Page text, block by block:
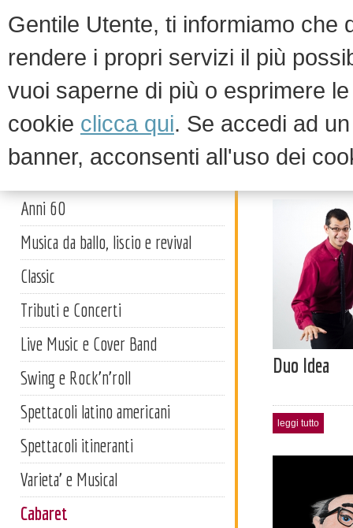
Gentile Utente, ti informiamo che
rendere i propri servizi il più
vuoi saperne di più o esprimere
cookie clicca qui. Se accedi ad
banner, acconsenti all'uso dei
Artisti
Anni 60
Musica da ballo, liscio e revival
Classic
Tributi e Concerti
Live Music e Cover Band
Swing e Rock'n'roll
Spettacoli latino americani
Spettacoli itineranti
Varieta' e Musical
Cabaret
Cabaret
Duo Idea
leggi tutto